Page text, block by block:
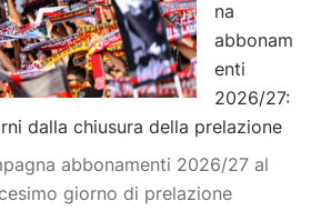
na
abbonam
enti
2026/27:
dalla chiusura della prelazione
abbonamenti 2026/27 al
giorno di prelazione